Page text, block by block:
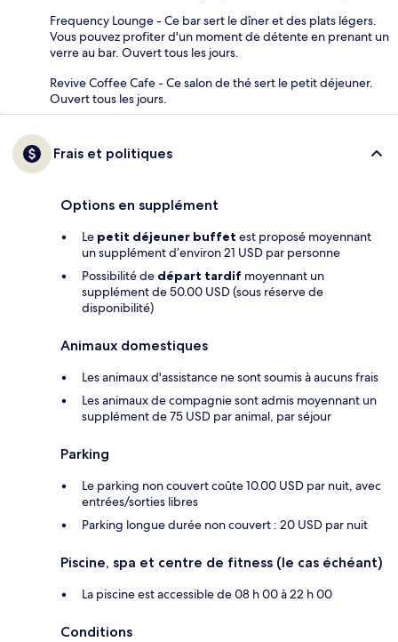
Frequency Lounge - Ce bar sert le dîner et des plats légers.
Vous pouvez profiter d'un moment de détente en prenant un
verre au bar. Ouvert tous les jours.
Revive Coffee Cafe - Ce salon de thé sert le petit déjeuner.
Ouvert tous les jours.
Frais et politiques
Options en supplément
Le petit déjeuner buffet est proposé moyennant
un supplément d’environ 21 USD par personne
Possibilité de départ tardif moyennant un
supplément de 50.00 USD (sous réserve de
disponibilité)
Animaux domestiques
Les animaux d'assistance ne sont soumis à aucuns frais
Les animaux de compagnie sont admis moyennant un
supplément de 75 USD par animal, par séjour
Parking
Le parking non couvert coûte 10.00 USD par nuit, avec
entrées/sorties libres
Parking longue durée non couvert : 20 USD par nuit
Piscine, spa et centre de fitness (le cas échéant)
La piscine est accessible de 08 h 00 à 22 h 00
Conditions